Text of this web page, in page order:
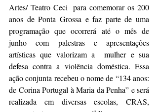
Artes/ Teatro Ceci  para comemorar os 200
anos de Ponta Grossa e faz parte de uma
programação que ocorrerá até o mês de
junho com palestras e apresentações
artísticas que valorizam a  mulher e sua
defesa contra a violência doméstica. Essa
ação conjunta recebeu o nome de “134 anos:
de Corina Portugal à Maria da Penha” e será
realizada em diversas escolas, CRAS,